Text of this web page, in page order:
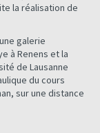
la réalisation de
galerie
à Renens et la
de Lausanne
du cours
sur une distance